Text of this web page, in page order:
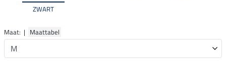
ZWART
Maat: | Maattabel